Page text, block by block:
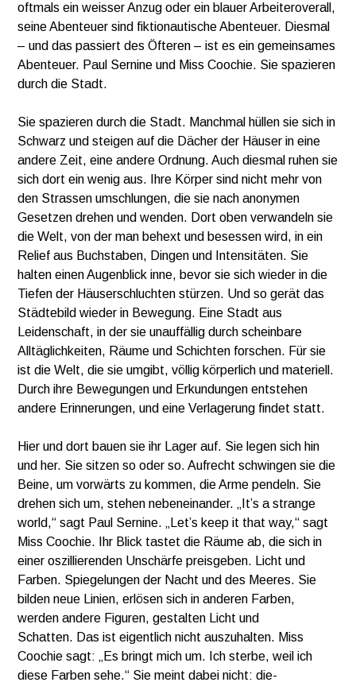
oftmals ein weisser Anzug oder ein blauer Arbeiteroverall,
seine Abenteuer sind fiktionautische Abenteuer. Diesmal
– und das passiert des Öfteren – ist es ein gemeinsames
Abenteuer. Paul Sernine und Miss Coochie. Sie spazieren
durch die Stadt.
Sie spazieren durch die Stadt. Manchmal hüllen sie sich in
Schwarz und steigen auf die Dächer der Häuser in eine
andere Zeit, eine andere Ordnung. Auch diesmal ruhen sie
sich dort ein wenig aus. Ihre Körper sind nicht mehr von
den Strassen umschlungen, die sie nach anonymen
Gesetzen drehen und wenden. Dort oben verwandeln sie
die Welt, von der man behext und besessen wird, in ein
Relief aus Buchstaben, Dingen und Intensitäten. Sie
halten einen Augenblick inne, bevor sie sich wieder in die
Tiefen der Häuserschluchten stürzen. Und so gerät das
Städtebild wieder in Bewegung. Eine Stadt aus
Leidenschaft, in der sie unauffällig durch scheinbare
Alltäglichkeiten, Räume und Schichten forschen. Für sie
ist die Welt, die sie umgibt, völlig körperlich und materiell.
Durch ihre Bewegungen und Erkundungen entstehen
andere Erinnerungen, und eine Verlagerung findet statt.
Hier und dort bauen sie ihr Lager auf. Sie legen sich hin
und her. Sie sitzen so oder so. Aufrecht schwingen sie die
Beine, um vorwärts zu kommen, die Arme pendeln. Sie
drehen sich um, stehen nebeneinander. „It’s a strange
world,“ sagt Paul Sernine. „Let’s keep it that way,“ sagt
Miss Coochie. Ihr Blick tastet die Räume ab, die sich in
einer oszillierenden Unschärfe preisgeben. Licht und
Farben. Spiegelungen der Nacht und des Meeres. Sie
bilden neue Linien, erlösen sich in anderen Farben,
werden andere Figuren, gestalten Licht und
Schatten. Das ist eigentlich nicht auszuhalten. Miss
Coochie sagt: „Es bringt mich um. Ich sterbe, weil ich
diese Farben sehe.“ Sie meint dabei nicht: die-